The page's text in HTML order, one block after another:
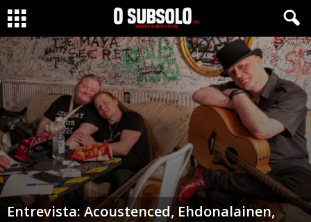
Entrevista: Acoustenced, Ehdonalainen,